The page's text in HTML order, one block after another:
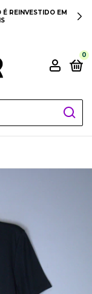
REINVESTIDO EM
0